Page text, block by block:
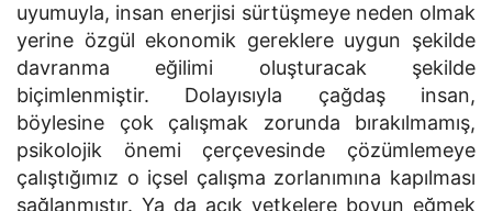
uyumuyla, insan enerjisi sürtüşmeye neden olmak
yerine özgül ekonomik gereklere uygun şekilde
davranma eğilimi oluşturacak şekilde
biçimlenmiştir. Dolayısıyla çağdaş insan,
böylesine çok çalışmak zorunda bırakılmamış,
psikolojik önemi çerçevesinde çözümlemeye
çalıştığımız o içsel çalışma zorlanımına kapılması
sağlanmıştır. Ya da açık yetkelere boyun eğmek